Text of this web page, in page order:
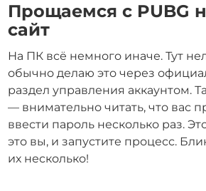
Прощаемся с PUBG
сайт
На ПК всё немного иначе. Тут
обычно делаю это через
раздел управления аккаунтом.
— внимательно читать, что вас
ввести пароль несколько раз.
это вы, и запустите процесс.
их несколько!